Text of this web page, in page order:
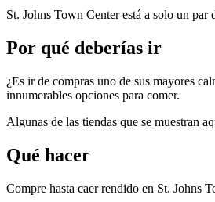
St. Johns Town Center está a solo un
Por qué deberías ir
¿Es ir de compras uno de sus mayores
innumerables opciones para comer.
Algunas de las tiendas que se muestran
Qué hacer
Compre hasta caer rendido en St. Johns